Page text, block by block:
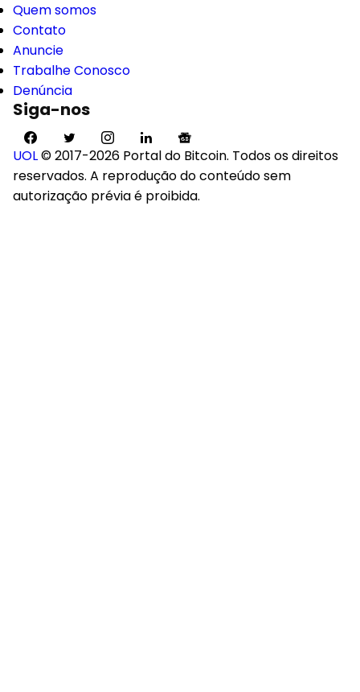
Quem somos
Contato
Anuncie
Trabalhe Conosco
Denúncia
Siga-nos
UOL© 2017-2026 Portal do Bitcoin. Todos os direitos
reservados. A reprodução do conteúdo sem
autorização prévia é proibida.